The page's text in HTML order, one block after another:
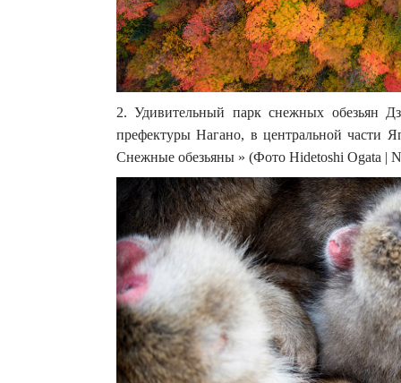
2. Удивительный парк снежных обезьян
префектуры Нагано, в центральной части
Снежные обезьяны » (Фото Hidetoshi Ogata |